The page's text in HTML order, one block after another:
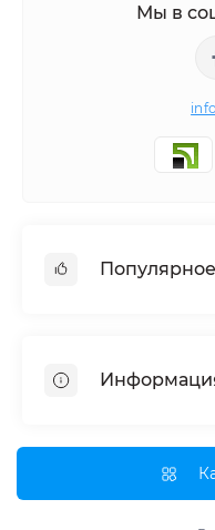
Мы в
Популярное
Специнструмент
Оплата и доставка
Партнерам